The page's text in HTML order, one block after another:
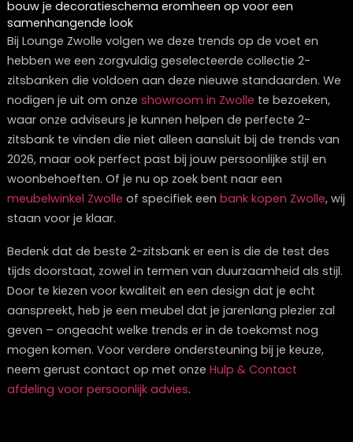
Bij het kiezen tussen de twee is het belangrijk om te
aan de beschikbare ruimte, het beoogde gebruik en
het meubel zal passen bij de rest van je interieur. In
showroom van Lounge Zwolle kun je beide opties
en uitproberen om te bepalen welke het beste bij jouw
behoeften past.
Wat zijn de belangrijkste takeaways
2-zitsbank trends in 2026?
harmonieuze balans tussen
functionaliteit,
duurzaamheid en persoonlijke stijl. De moderne
consument zoekt niet langer alleen naar een mooi
meubelstuk, maar naar een veelzijdige, ecologisch
verantwoorde aanvulling op hun leefruimte die hun
persoonlijkheid weerspiegelt.